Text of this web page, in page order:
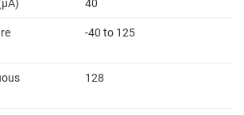
40
-40 to 125
128